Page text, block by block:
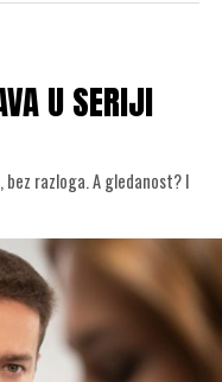
U SERIJI
razloga. A gledanost? I